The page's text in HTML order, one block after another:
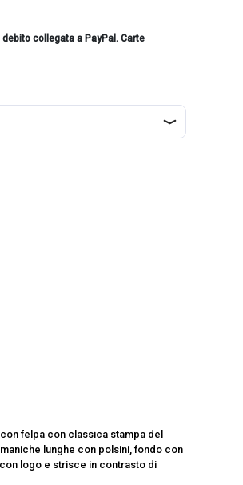
collegata a PayPal. Carte
felpa con classica stampa del
lunghe con polsini, fondo con
logo e strisce in contrasto di